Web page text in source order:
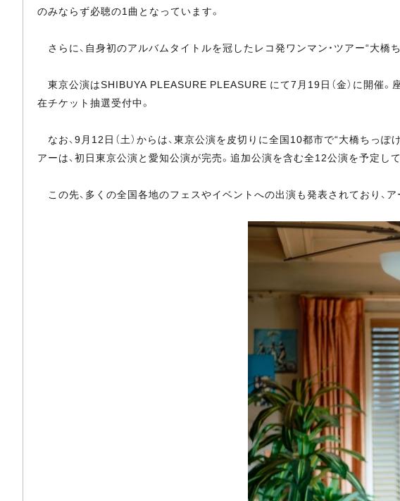
のみならず必聴の1曲となっています。
さらに、自身初のアルバムタイトルを冠したレコ発ワンマン・ツアー“大橋
東京公演はSHIBUYA PLEASURE PLEASURE にて7月19日（金）に開催
在チケット抽選受付中。
なお、9月12日（土）からは、東京公演を皮切りに全国10都市で“大橋ちっ
アーは、初日東京公演と愛知公演が完売。追加公演を含む全12公演を予定し
この先、多くの全国各地のフェスやイベントへの出演も発表されており、